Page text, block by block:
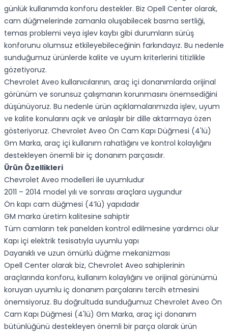
günlük kullanımda konforu destekler. Biz Opell Center olarak,
cam düğmelerinde zamanla oluşabilecek basma sertliği,
temas problemi veya işlev kaybı gibi durumların sürüş
konforunu olumsuz etkileyebileceğinin farkındayız. Bu nedenle
sunduğumuz ürünlerde kalite ve uyum kriterlerini titizlikle
gözetiyoruz.
Chevrolet Aveo kullanıcılarının, araç içi donanımlarda orijinal
görünüm ve sorunsuz çalışmanın korunmasını önemsediğini
düşünüyoruz. Bu nedenle ürün açıklamalarımızda işlev, uyum
ve kalite konularını açık ve anlaşılır bir dille aktarmaya özen
gösteriyoruz. Chevrolet Aveo Ön Cam Kapı Düğmesi (4'lü)
Gm Marka, araç içi kullanım rahatlığını ve kontrol kolaylığını
destekleyen önemli bir iç donanım parçasıdır.
Ürün Özellikleri
Chevrolet Aveo modelleri ile uyumludur
2011 – 2014 model yılı ve sonrası araçlara uygundur
Ön kapı cam düğmesi (4’lü) yapıdadır
GM marka üretim kalitesine sahiptir
Tüm camların tek panelden kontrol edilmesine yardımcı olur
Kapı içi elektrik tesisatıyla uyumlu yapı
Dayanıklı ve uzun ömürlü düğme mekanizması
Opell Center olarak biz, Chevrolet Aveo sahiplerinin
araçlarında konforu, kullanım kolaylığını ve orijinal görünümü
koruyan uyumlu iç donanım parçalarını tercih etmesini
önemsiyoruz. Bu doğrultuda sunduğumuz Chevrolet Aveo Ön
Cam Kapı Düğmesi (4'lü) Gm Marka, araç içi donanım
bütünlüğünü destekleyen önemli bir parça olarak ürün